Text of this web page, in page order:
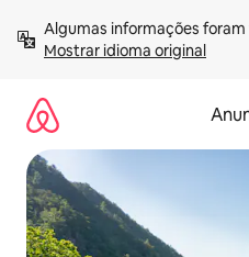
para
Mostrar idioma original